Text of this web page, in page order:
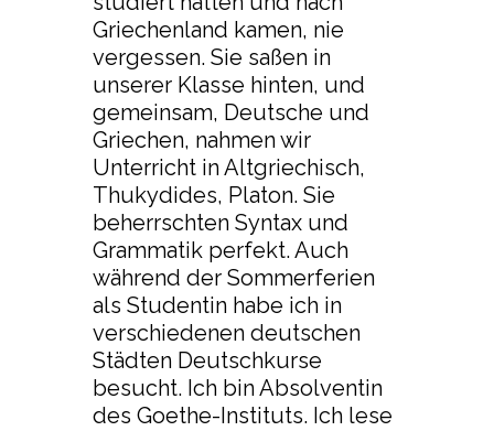
Griechenland kamen, nie
vergessen. Sie saßen in
unserer Klasse hinten, und
gemeinsam, Deutsche und
Griechen, nahmen wir
Unterricht in Altgriechisch,
Thukydides, Platon. Sie
beherrschten Syntax und
Grammatik perfekt. Auch
während der Sommerferien
als Studentin habe ich in
verschiedenen deutschen
Städten Deutschkurse
besucht. Ich bin Absolventin
des Goethe-Instituts. Ich lese